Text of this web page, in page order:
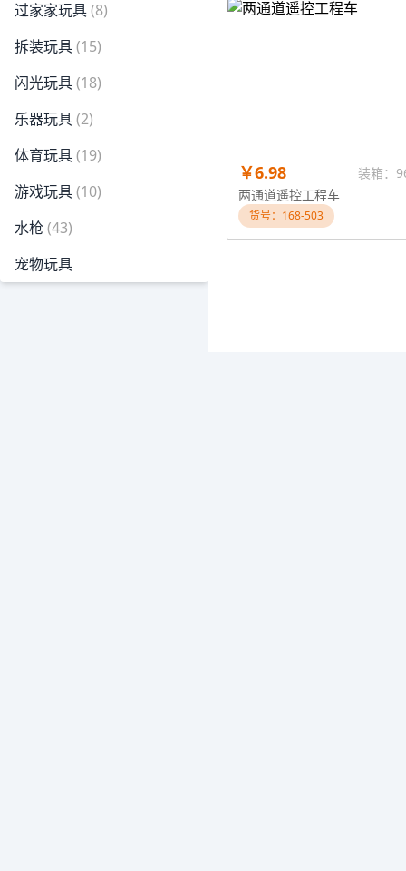
过家家玩具(8)
拆装玩具(15)
闪光玩具(18)
乐器玩具(2)
体育玩具(19)
游戏玩具(10)
水枪 (43)
宠物玩具
￥6.98
装箱：
两通道遥控工程车
货号：168-503